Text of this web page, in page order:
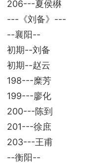
206---夏侯楙
---《刘备》---
--襄阳--
初期--刘备
初期--赵云
198---糜芳
199---廖化
200---陈到
201---徐庶
203---王甫
--衡阳--